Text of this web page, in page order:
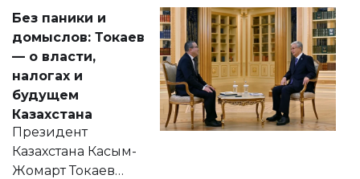
Без паники и
домыслов: Токаев
— о власти,
налогах и
будущем
Казахстана
Президент
Казахстана Касым-
Жомарт Токаев